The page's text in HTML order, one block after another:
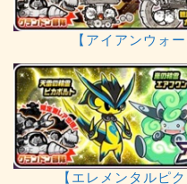
【アイアンウォ
【エレメンタルピ